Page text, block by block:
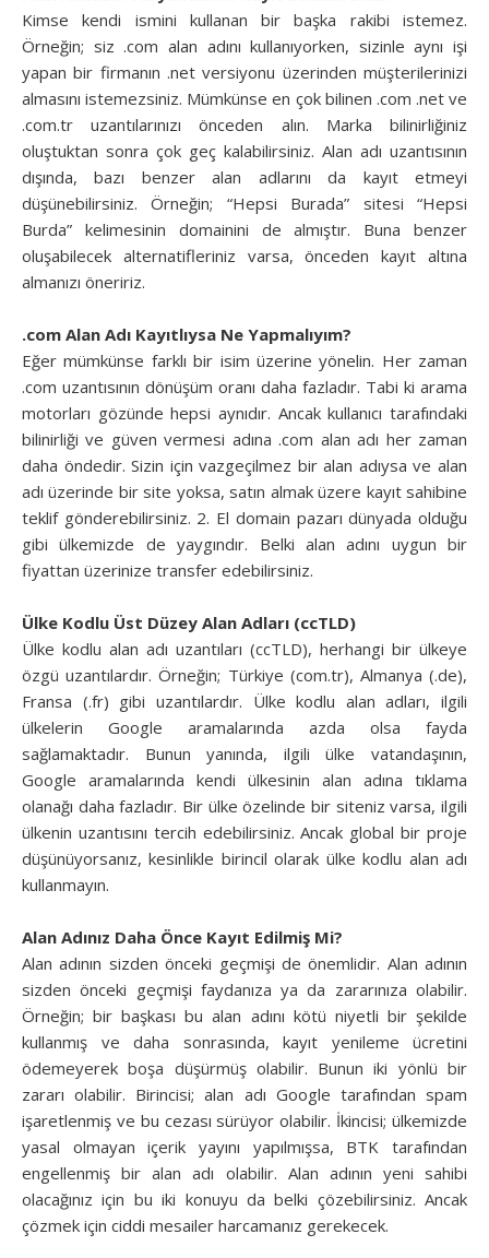
Kimse kendi ismini kullanan bir başka rakibi istemez.
Örneğin; siz .com alan adını kullanıyorken, sizinle aynı işi
yapan bir firmanın .net versiyonu üzerinden müşterilerinizi
almasını istemezsiniz. Mümkünse en çok bilinen .com .net ve
.com.tr uzantılarınızı önceden alın. Marka bilinirliğiniz
oluştuktan sonra çok geç kalabilirsiniz. Alan adı uzantısının
dışında, bazı benzer alan adlarını da kayıt etmeyi
düşünebilirsiniz. Örneğin; “Hepsi Burada” sitesi “Hepsi
Burda” kelimesinin domainini de almıştır. Buna benzer
oluşabilecek alternatifleriniz varsa, önceden kayıt altına
almanızı öneririz.
.com Alan Adı Kayıtlıysa Ne Yapmalıyım?
Eğer mümkünse farklı bir isim üzerine yönelin. Her zaman
.com uzantısının dönüşüm oranı daha fazladır. Tabi ki arama
motorları gözünde hepsi aynıdır. Ancak kullanıcı tarafındaki
bilinirliği ve güven vermesi adına .com alan adı her zaman
daha öndedir. Sizin için vazgeçilmez bir alan adıysa ve alan
adı üzerinde bir site yoksa, satın almak üzere kayıt sahibine
teklif gönderebilirsiniz. 2. El domain pazarı dünyada olduğu
gibi ülkemizde de yaygındır. Belki alan adını uygun bir
fiyattan üzerinize transfer edebilirsiniz.
Ülke Kodlu Üst Düzey Alan Adları (ccTLD)
Ülke kodlu alan adı uzantıları (ccTLD), herhangi bir ülkeye
özgü uzantılardır. Örneğin; Türkiye (com.tr), Almanya (.de),
Fransa (.fr) gibi uzantılardır. Ülke kodlu alan adları, ilgili
ülkelerin Google aramalarında azda olsa fayda
sağlamaktadır. Bunun yanında, ilgili ülke vatandaşının,
Google aramalarında kendi ülkesinin alan adına tıklama
olanağı daha fazladır. Bir ülke özelinde bir siteniz varsa, ilgili
ülkenin uzantısını tercih edebilirsiniz. Ancak global bir proje
düşünüyorsanız, kesinlikle birincil olarak ülke kodlu alan adı
kullanmayın.
Alan Adınız Daha Önce Kayıt Edilmiş Mi?
Alan adının sizden önceki geçmişi de önemlidir. Alan adının
sizden önceki geçmişi faydanıza ya da zararınıza olabilir.
Örneğin; bir başkası bu alan adını kötü niyetli bir şekilde
kullanmış ve daha sonrasında, kayıt yenileme ücretini
ödemeyerek boşa düşürmüş olabilir. Bunun iki yönlü bir
zararı olabilir. Birincisi; alan adı Google tarafından spam
işaretlenmiş ve bu cezası sürüyor olabilir. İkincisi; ülkemizde
yasal olmayan içerik yayını yapılmışsa, BTK tarafından
engellenmiş bir alan adı olabilir. Alan adının yeni sahibi
olacağınız için bu iki konuyu da belki çözebilirsiniz. Ancak
çözmek için ciddi mesailer harcamanız gerekecek.